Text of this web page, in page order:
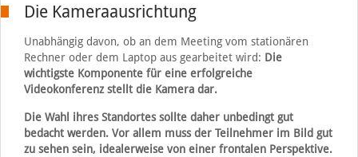
Die Kameraausrichtung
Unabhängig davon, ob an dem Meeting vom stationären
Rechner oder dem Laptop aus gearbeitet wird: Die
wichtigste Komponente für eine erfolgreiche
Videokonferenz stellt die Kamera dar.
Die Wahl ihres Standortes sollte daher unbedingt gut
bedacht werden. Vor allem muss der Teilnehmer im Bild gut
zu sehen sein, idealerweise von einer frontalen Perspektive.